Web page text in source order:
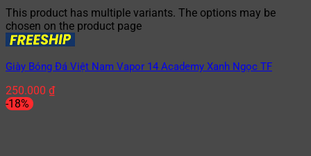
This product has multiple variants. The options may be
chosen on the product page
Giày Bóng Đá Việt Nam Vapor 14 Academy Xanh Ngọc TF
250.000 ₫
-18%